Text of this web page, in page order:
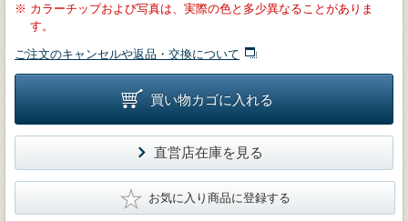
※ カラーチップおよび写真は、実際の色と多少異なることがありま
す。
ご注文のキャンセルや返品・交換について
買い物カゴに入れる
直営店在庫を見る
★ お気に入り商品に登録する